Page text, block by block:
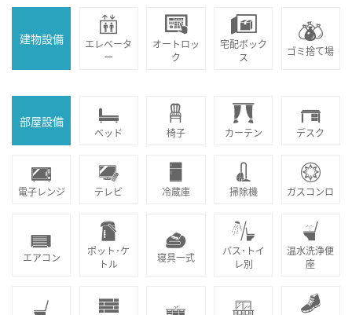
建物設備
エレベータ
ー
オートロッ
ク
宅配ボック
ス
ゴミ捨て場
部屋設備
ベッド 椅子 カーテン デスク
電子レンジ テレビ 冷蔵庫 掃除機 ガスコンロ
エアコン
ポット･ケ
トル
寝具一式
バス･トイ
レ別
温水洗浄便
座